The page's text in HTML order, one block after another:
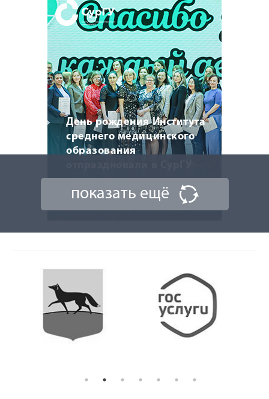
День рождения Института
среднего медицинского
образования
22 мая 2026
показать ещё